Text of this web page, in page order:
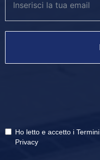
Ho letto e accetto i
Privacy